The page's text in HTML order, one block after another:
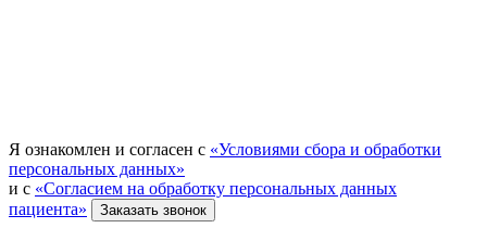
Я ознакомлен и согласен с «Условиями сбора и обработки
персональных данных»
и с «Согласием на обработку персональных данных
пациента»
Заказать звонок